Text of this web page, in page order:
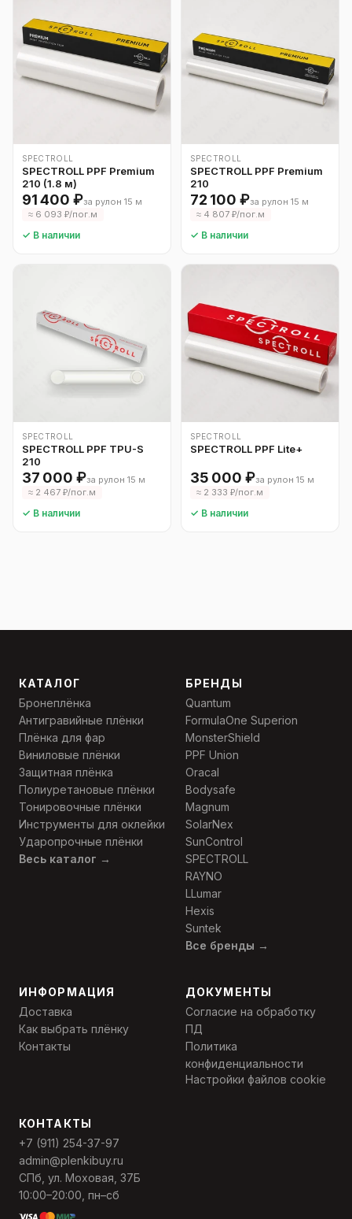
SPECTROLL
SPECTROLL PPF Premium
210 (1.8 м)
91 400 ₽за рулон 15 м
≈ 6 093 ₽/пог.м
✓ В наличии
SPECTROLL
SPECTROLL PPF Premium
210
72 100 ₽за рулон 15 м
≈ 4 807 ₽/пог.м
✓ В наличии
SPECTROLL
SPECTROLL PPF TPU-S
210
37 000 ₽за рулон 15 м
≈ 2 467 ₽/пог.м
✓ В наличии
SPECTROLL
SPECTROLL PPF Lite+
35 000 ₽за рулон 15 м
≈ 2 333 ₽/пог.м
✓ В наличии
КАТАЛОГ
Бронеплёнка
Антигравийные плёнки
Плёнка для фар
Виниловые плёнки
Защитная плёнка
Полиуретановые плёнки
Тонировочные плёнки
Инструменты для оклейки
Ударопрочные плёнки
Весь каталог →
БРЕНДЫ
Quantum
FormulaOne Superion
MonsterShield
PPF Union
Oracal
Bodysafe
Magnum
SolarNex
SunControl
SPECTROLL
RAYNO
LLumar
Hexis
Suntek
Все бренды →
ИНФОРМАЦИЯ
Доставка
Как выбрать плёнку
Контакты
ДОКУМЕНТЫ
Согласие на обработку
ПД
Политика
конфиденциальности
Настройки файлов cookie
КОНТАКТЫ
+7 (911) 254-37-97
admin@plenkibuy.ru
СПб, ул. Моховая, 37Б
10:00–20:00, пн–сб